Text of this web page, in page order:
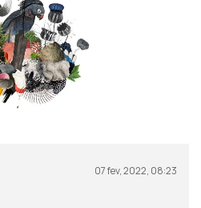
07 fev, 2022, 08:23